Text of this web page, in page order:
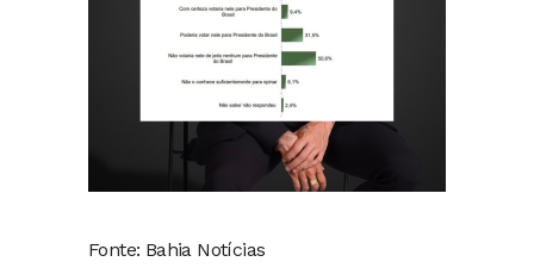
Fonte: Bahia Notícias